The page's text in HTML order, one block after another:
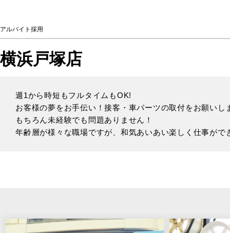
アルバイト採用
横浜戸塚店
週1から時短もフルタイムもOK!
お客様の夢をお手伝い！接客・車パーツの取付をお願いし
もちろん未経験でも問題ありません！
年齢層が様々な職場ですが、和気あいあい楽しく仕事がで